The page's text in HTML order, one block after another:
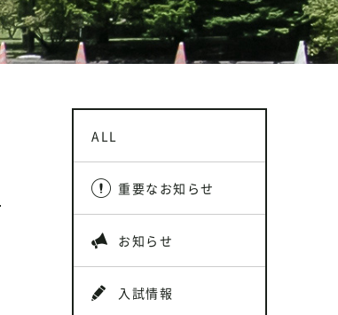
ALL
重要なお知らせ
お知らせ
入試情報